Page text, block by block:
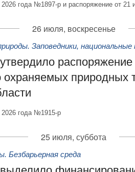
года №1897-р и распоряжение от
26 июля, воскресенье
Заповедники, национальные
охраняемых природных
года №1915-р
25 июля, суббота
Безбарьерная среда